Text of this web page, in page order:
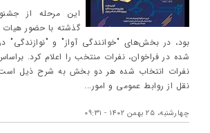
این مرحله از
گذشته با حضور هیات
بود، در بخش‌های "خوانندگی آواز" و "نوازندگی"
شده در فراخوان، نفرات منتخب را اعلام کرد.
نفرات انتخاب شده هر دو بخش به شرح ذیل است:
نقل از روابط عمومی و امور...
چهارشنبه، ۲۵ بهمن ۱۴۰۲ - ۰۹:۳۱